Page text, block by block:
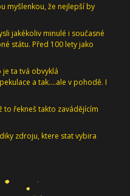
myšlenkou, že nejlepší by
jakékoliv minulé i současné
státu. Před 100 lety jako
je ta tvá obvyklá
a tak....ale v pohodě. I
to řekneš takto zavádějícím
diky zdroju, ktere stat vybira